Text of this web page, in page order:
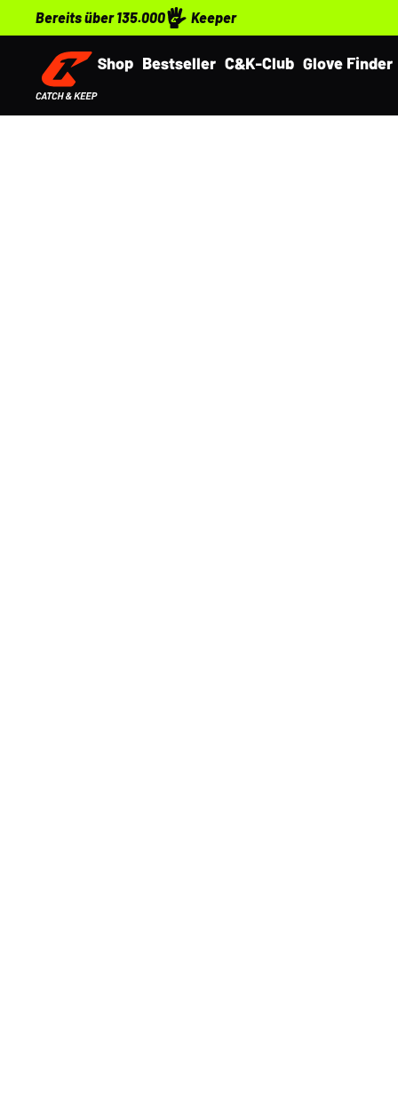
Bereits über 135.000 Keeper
Shop Bestseller C&K-Club Glove Finder